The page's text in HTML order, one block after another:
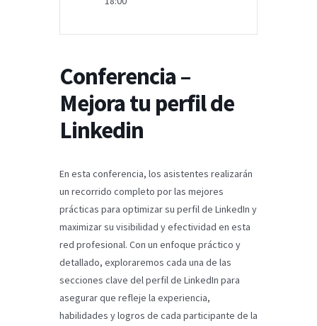
Conferencia –
Mejora tu perfil de
Linkedin
En esta conferencia, los asistentes realizarán
un recorrido completo por las mejores
prácticas para optimizar su perfil de LinkedIn y
maximizar su visibilidad y efectividad en esta
red profesional. Con un enfoque práctico y
detallado, exploraremos cada una de las
secciones clave del perfil de LinkedIn para
asegurar que refleje la experiencia,
habilidades y logros de cada participante de la